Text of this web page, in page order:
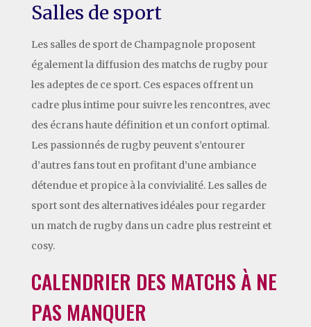
Salles de sport
Les salles de sport de Champagnole proposent
également la diffusion des matchs de rugby pour
les adeptes de ce sport. Ces espaces offrent un
cadre plus intime pour suivre les rencontres, avec
des écrans haute définition et un confort optimal.
Les passionnés de rugby peuvent s’entourer
d’autres fans tout en profitant d’une ambiance
détendue et propice à la convivialité. Les salles de
sport sont des alternatives idéales pour regarder
un match de rugby dans un cadre plus restreint et
cosy.
CALENDRIER DES MATCHS À NE
PAS MANQUER